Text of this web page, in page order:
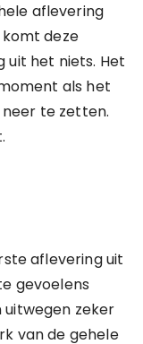
aflevering
deze
uit het niets. Het
als het
te zetten.
aflevering uit
gevoelens
uitwegen zeker
van de gehele